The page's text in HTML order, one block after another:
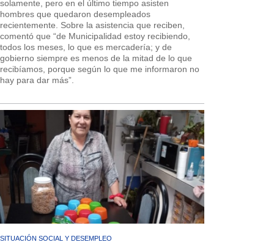
solamente, pero en el último tiempo asisten
hombres que quedaron desempleados
recientemente. Sobre la asistencia que reciben,
comentó que “de Municipalidad estoy recibiendo,
todos los meses, lo que es mercadería; y de
gobierno siempre es menos de la mitad de lo que
recibíamos, porque según lo que me informaron no
hay para dar más”.
SITUACIÓN SOCIAL Y DESEMPLEO